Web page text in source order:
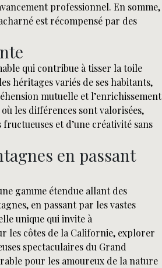
professionnel. En somme,
est récompensé par des
qui contribue à tisser la toile
héritages variés de ses habitants,
mutuelle et l’enrichissement
les différences sont valorisées,
et d’une créativité sans
en passant
gamme étendue allant des
en passant par les vastes
unique qui invite à
les côtes de la Californie, explorer
spectaculaires du Grand
pour les amoureux de la nature